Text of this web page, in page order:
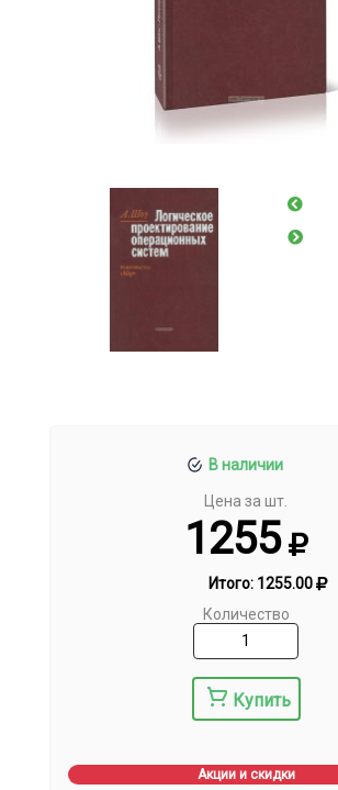
В наличии
Цена за шт.
1255
Итого: 1255.00
Количество
Купить
Акции и скидки